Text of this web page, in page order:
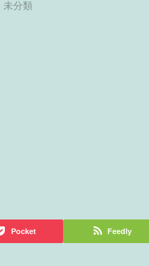
未分類
Pocket Feedly